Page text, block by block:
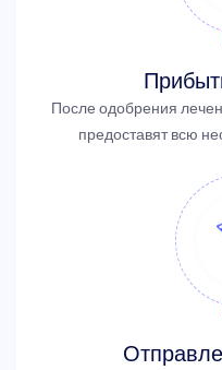
После одобрения
предоставят всю